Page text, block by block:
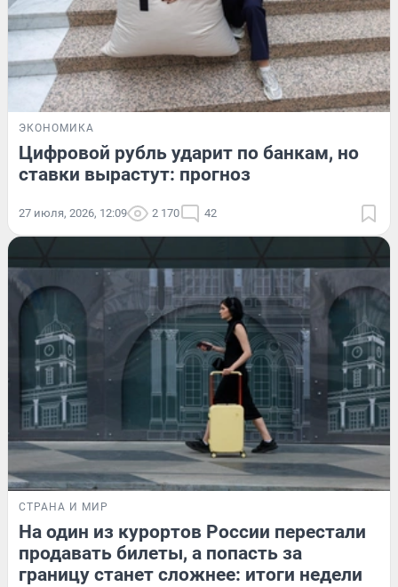
ЭКОНОМИКА
Цифровой рубль ударит по банкам, но
ставки вырастут: прогноз
27 июля, 2026, 12:09 2 170 42
СТРАНА И МИР
На один из курортов России перестали
продавать билеты, а попасть за
границу станет сложнее: итоги недели